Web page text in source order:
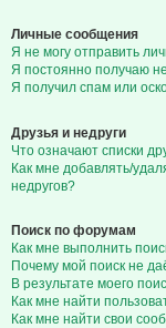
Личные сообщения
Я не могу отправить
Я постоянно получаю
Я получил спам или
Друзья и недруги
Что означают списки
Как мне добавлять/
недругов?
Поиск по форумам
Как мне выполнить
Почему мой поиск не
В результате моего
Как мне найти
Как мне найти свои